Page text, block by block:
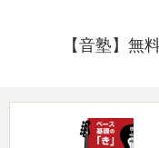
【音塾】無